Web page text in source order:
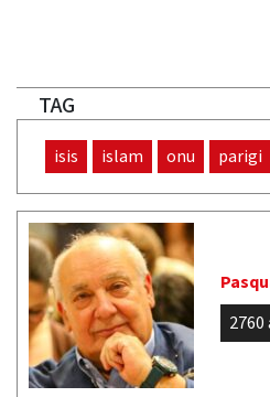
TAG
isis islam onu parigi